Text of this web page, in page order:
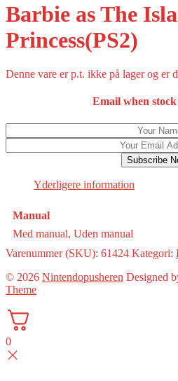
Barbie as The
Princess(PS2)
Denne vare er p.t. ikke på lager og er
Email when
Subscribe
Yderligere information
Manual
Med manual, Uden manual
Varenummer (SKU): 61424 Kategori:
© 2026 Nintendopusheren Designed
Theme
0